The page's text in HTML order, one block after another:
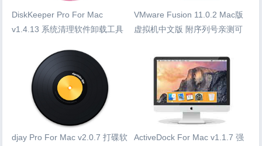
DiskKeeper Pro For Mac
v1.4.13 系统清理软件卸载工具
VMware Fusion 11.0.2 Mac版
虚拟机中文版 附序列号亲测可
djay Pro For Mac v2.0.7 打碟软
ActiveDock For Mac v1.1.7 强